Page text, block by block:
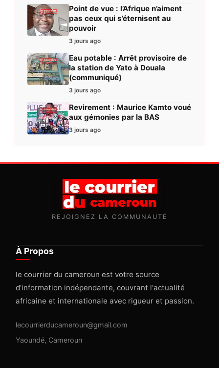
Point de vue : l’Afrique n’aiment
pas ceux qui s’éternisent au
pouvoir
3 jours ago
Eau potable : Arrêt provisoire de
la station de Yato à Douala
(communiqué)
3 jours ago
Revirement : Maurice Kamto voué
aux gémonies par la BAS
3 jours ago
REJOIGNEZ LA COMMUNAUTÉ
À Propos
le courrier du cameroun est votre source
d'information indépendante, couvrant l'actualité
africaine et internationale avec rigueur et passion.
lecourrierducameroun@gmail.com
Yaoundé, Cameroun